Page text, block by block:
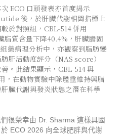
次 ECO 口頭發表亦首度揭示
後，於肝臟代謝相關指標上
於對照組，CBL-514 併用
脂質含量下降40.4%，肝臟膽固
組織病理分析中，亦觀察到脂肪變
肝活動度評分（NAS score）
。此結果顯示，CBL-514 與
，在動物實驗中除體重維持與脂
臟代謝與發炎狀態之潛在科學
很榮幸由 Dr. Sharma 這樣具國
ECO 2026 向全球肥胖與代謝